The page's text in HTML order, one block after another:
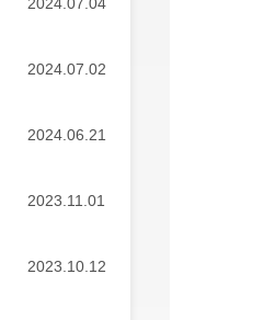
2024.07.02
2024.06.21
2023.11.01
2023.10.12